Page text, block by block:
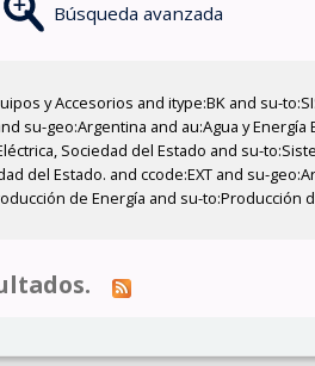
Búsqueda avanzada
y Accesorios and itype:BK and su-
su-geo:Argentina and au:Agua y Energía
Sociedad del Estado and su-
del Estado. and ccode:EXT and su-
de Energía and su-